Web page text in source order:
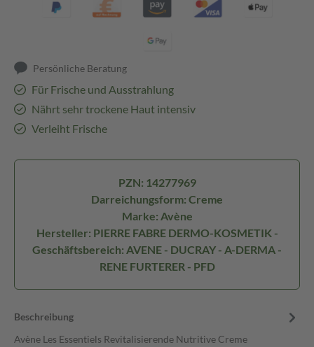
Persönliche Beratung
Für Frische und Ausstrahlung
Nährt sehr trockene Haut intensiv
Verleiht Frische
PZN: 14277969
Darreichungsform: Creme
Marke: Avène
Hersteller: PIERRE FABRE DERMO-KOSMETIK -
Geschäftsbereich: AVENE - DUCRAY - A-DERMA -
RENE FURTERER - PFD
Beschreibung
Avène Les Essentiels Revitalisierende Nutritive Creme